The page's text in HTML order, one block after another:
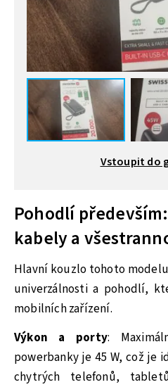
Vstoupit do
Pohodlí
kabely a
Hlavní kouzlo tohoto
univerzálnosti a pohodlí,
mobilních zařízení.
Výkon a porty:
powerbanky je 45 W, což je
chytrých telefonů,